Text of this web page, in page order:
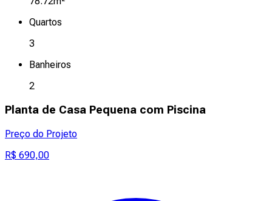
Quartos
3
Banheiros
2
Planta de Casa Pequena com Piscina
Preço do Projeto
R$ 690,00